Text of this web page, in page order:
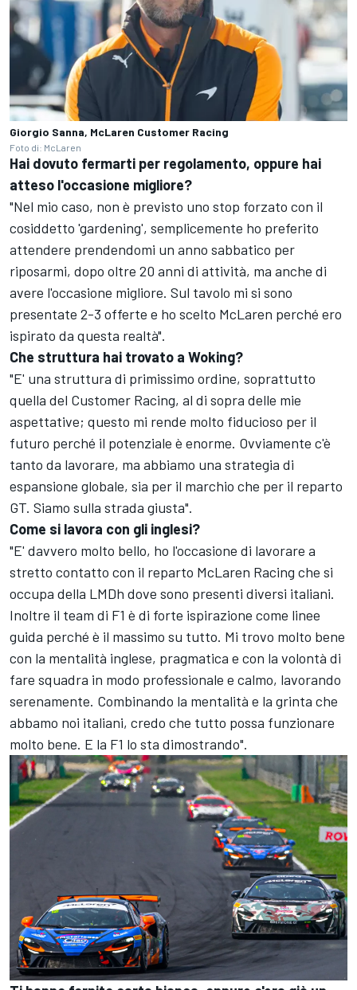
Giorgio Sanna, McLaren Customer Racing
Foto di: McLaren
Hai dovuto fermarti per regolamento, oppure hai
atteso l'occasione migliore?
"Nel mio caso, non è previsto uno stop forzato con il
cosiddetto 'gardening', semplicemente ho preferito
attendere prendendomi un anno sabbatico per
riposarmi, dopo oltre 20 anni di attività, ma anche di
avere l'occasione migliore. Sul tavolo mi si sono
presentate 2-3 offerte e ho scelto McLaren perché ero
ispirato da questa realtà".
Che struttura hai trovato a Woking?
"E' una struttura di primissimo ordine, soprattutto
quella del Customer Racing, al di sopra delle mie
aspettative; questo mi rende molto fiducioso per il
futuro perché il potenziale è enorme. Ovviamente c'è
tanto da lavorare, ma abbiamo una strategia di
espansione globale, sia per il marchio che per il reparto
GT. Siamo sulla strada giusta".
Come si lavora con gli inglesi?
"E' davvero molto bello, ho l'occasione di lavorare a
stretto contatto con il reparto McLaren Racing che si
occupa della LMDh dove sono presenti diversi italiani.
Inoltre il team di F1 è di forte ispirazione come linee
guida perché è il massimo su tutto. Mi trovo molto bene
con la mentalità inglese, pragmatica e con la volontà di
fare squadra in modo professionale e calmo, lavorando
serenamente. Combinando la mentalità e la grinta che
abbamo noi italiani, credo che tutto possa funzionare
molto bene. E la F1 lo sta dimostrando".